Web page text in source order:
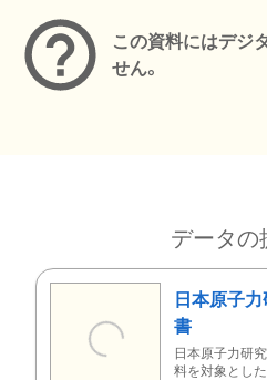
この資料にはデジ
せん。
データの
日本原子
書
日本原子力研
料を対象とし